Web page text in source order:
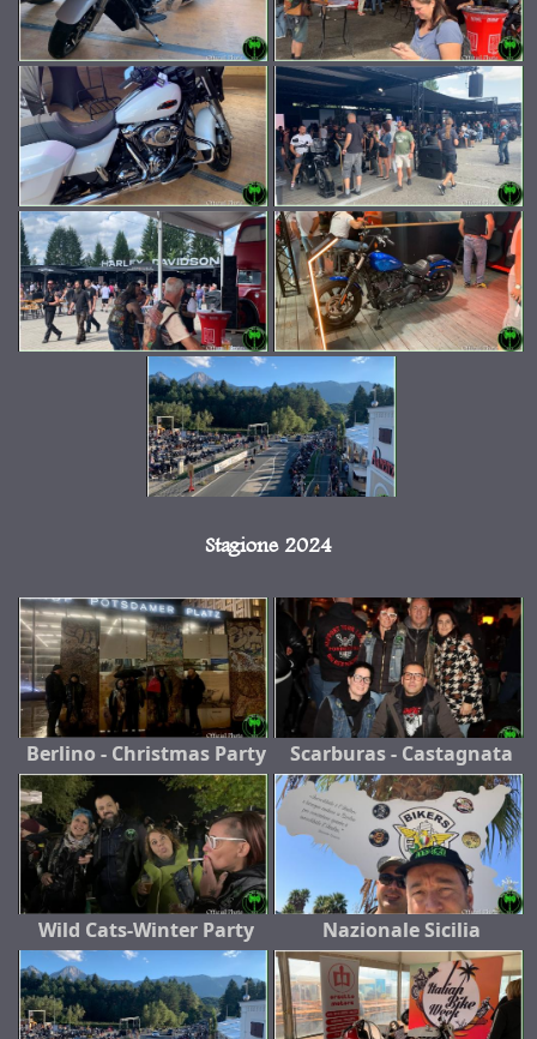
Stagione 2024
Berlino - Christmas Party Scarburas - Castagnata
Wild Cats-Winter Party Nazionale Sicilia